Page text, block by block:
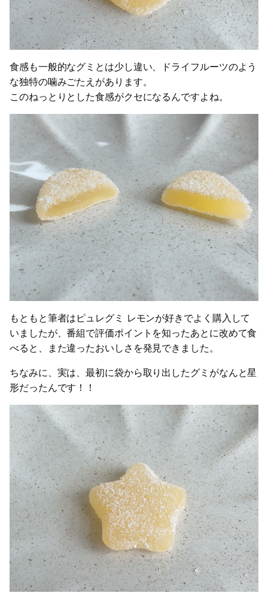
食感も一般的なグミとは少し違い、ドライフルーツのよう
な独特の噛みごたえがあります。
このねっとりとした食感がクセになるんですよね。
もともと筆者はピュレグミ レモンが好きでよく購入して
いましたが、番組で評価ポイントを知ったあとに改めて食
べると、また違ったおいしさを発見できました。
ちなみに、実は、最初に袋から取り出したグミがなんと星
形だったんです！！